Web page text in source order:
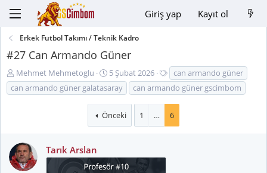
Giriş yap Kayıt ol
Erkek Futbol Takımı / Teknik Kadro
#27 Can Armando Güner
K
o
n
B
a
ş
Mehmet Mehmetoglu
B
a
ş
a
ı
ç
5 Şubat 2026
t
i
k
e
can armando güner
can armando güner galatasaray
can armando güner gscimbom
Önceki 1 … 6
Tarık Arslan